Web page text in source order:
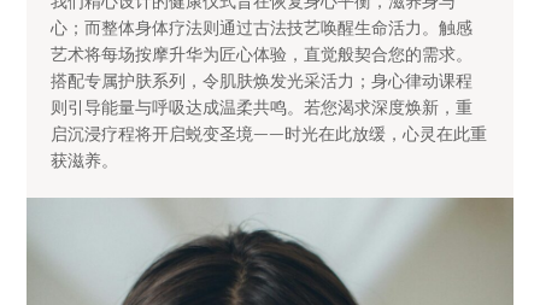
心；而整体身体疗法则通过古法技艺唤醒生命活力。触感
艺术将每场按摩升华为匠心体验，直觉般契合您的需求。
搭配专属护肤系列，令肌肤焕发光采活力；身心律动课程
则引导能量与呼吸达成温柔共鸣。若您渴求深度焕新，重
启沉浸疗程将开启蜕变圣境——时光在此放缓，心灵在此重
获滋养。